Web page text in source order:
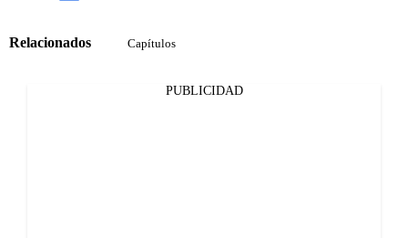
Relacionados Capítulos
PUBLICIDAD